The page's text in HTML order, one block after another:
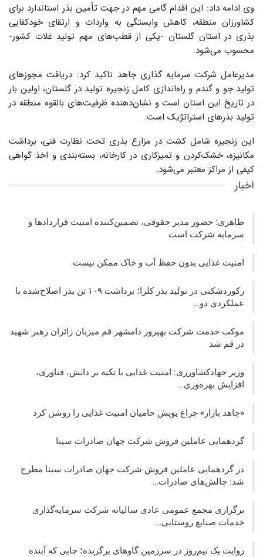
وی ادامه داد: این اقدام گامی مهم در جهت تأمین بذر استاندارد برای
کشاورزان منطقه، کاهش وابستگی به واردات و ارتقای خودکفایی
بذری در استان گلستان -یکی از قطب‌های مهم تولید غلات کشور-
محسوب می‌شود.
مدیرعامل شرکت سرمایه گذاری جاهد تاکید کرد: دریافت مجوزهای
تولید جو و گندم و راه‌اندازی کامل زنجیره تولید در گلستان، اولین بار
در تاریخ این استان است و نشان‌دهنده ظرفیت‌های بالقوه منطقه در
تولید بذرهای استراتژیک است.
این زنجیره شامل کشت در مزارع بذری تحت نظارت فنی، برداشت
مکانیزه، خشک‌کردن و تمیزکاری در کارخانه، بسته‌بندی و اخذ گواهی
کیفی از مراکز معتبر می‌شود.
اخبار
طاهری: حضور مدیر حقوقی، تضمین‌کننده امنیت قراردادها و
سرمایه شرکت‌ است
امنیت غذایی بدون حفظ آب و خاک ممکن نیست
رکوردشکنی در تولید بذر کلزا؛ برداشت ۱۰۹ تن بذر اصلاح‌شده با
عملکردی دو…
موکب خدمت شرکت بهپرور دامشهر قم میزبان زائران رهبر شهید
در قم شد
وزیر جهادکشاورزی: امنیت غذایی با تکیه بر دانش، فناوری،
افزایش بهره‌وری…
«جاهد بازار» چراغ پویش حامیان امنیت غذایی را روشن کرد
گردهمایی عاملین فروش شرکت جهان صادرات سینا
در گردهمایی عاملین فروش شرکت جهان صادرات سینا مطرح
شد: چالش‌های صادرات…
برگزاری مجمع عمومی عادی سالیانه شرکت سرمایه‌گذاری
خدمات صنایع روستایی…
روایت یک نیم‌روز در سرزمین گاوهای برگزیده؛ جایی که آینده